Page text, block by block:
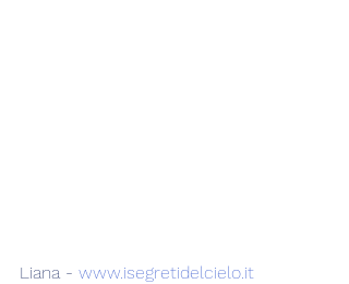
Liana - www.isegretidelcielo.it